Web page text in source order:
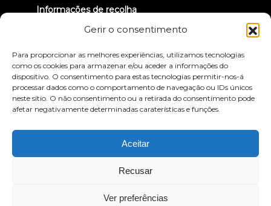
Gerir o consentimento
Para proporcionar as melhores experiências, utilizamos tecnologias
como os cookies para armazenar e/ou aceder a informações do
dispositivo. O consentimento para estas tecnologias permitir-nos-á
processar dados como o comportamento de navegação ou IDs únicos
neste sítio. O não consentimento ou a retirada do consentimento pode
afetar negativamente determinadas caraterísticas e funções.
Aceitar
Recusar
Ver preferências
Informações de recolha
© 2026 True Fitness. All Rights Reserved
Política de privacidade
Termos e condições
Declaração de acessibilidade